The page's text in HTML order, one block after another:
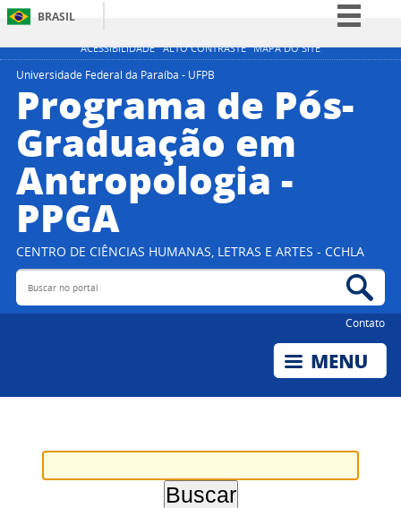
ACESSIBILIDADE ALTO CONTRASTE MAPA DO SITE
BRASIL
Simplifique!
Participe
Legislação
Canais
Universidade Federal da Paraíba - UFPB
Programa de Pós-
Graduação em
Antropologia -
PPGA
CENTRO DE CIÊNCIAS HUMANAS, LETRAS E ARTES - CCHLA
Buscar no portal
Contato